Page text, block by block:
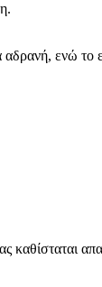
αδρανή, ενώ
καθίσταται